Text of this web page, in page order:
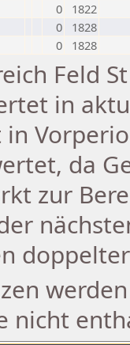
0
1822
0
1828
0 1828
Feld
in
da
zur
nicht